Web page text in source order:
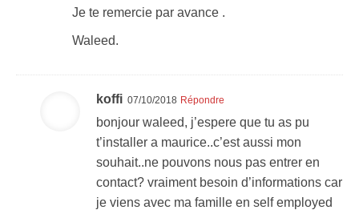
Je te remercie par avance .
Waleed.
koffi 07/10/2018 Répondre
bonjour waleed, j’espere que tu as pu
t’installer a maurice..c’est aussi mon
souhait..ne pouvons nous pas entrer en
contact? vraiment besoin d’informations car
je viens avec ma famille en self employed